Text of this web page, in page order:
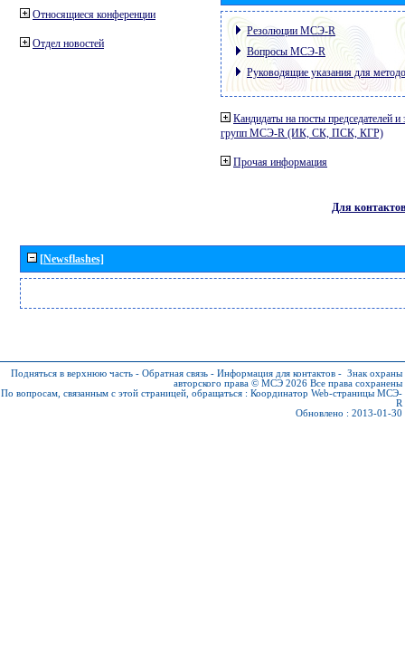
Относящиеся конференции
Отдел новостей
Резолюции МСЭ-R
Вопросы МСЭ-R
Руководящие указания для
Кандидаты на посты председателей и
групп МСЭ-R (ИК, СК, ПСК, КГР)
Прочая информация
Для контактов
[Newsflashes]
Подняться в верхнюю часть - Обратная связь - Информация для контактов - Знак охраны
авторского права © МСЭ 2026 Все права сохранены
По вопросам, связанным с этой страницей, обращаться : Координатор Web-страницы МСЭ-
R
Обновлено : 2013-01-30